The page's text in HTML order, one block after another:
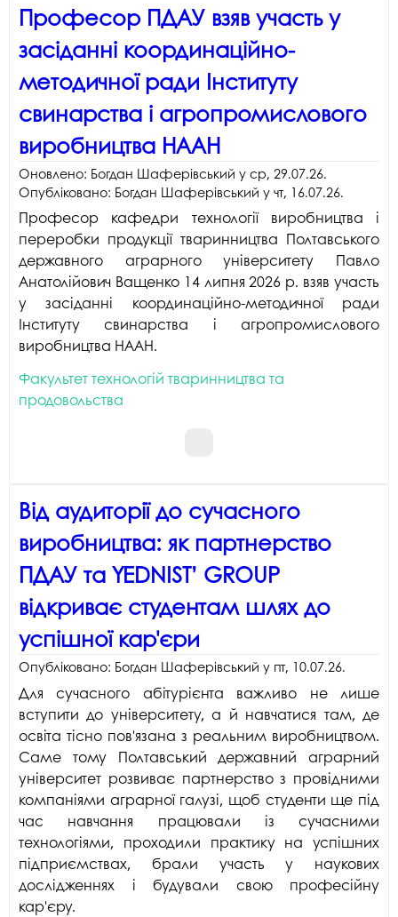
Професор ПДАУ взяв участь у
засіданні координаційно-
методичної ради Інституту
свинарства і агропромислового
виробництва НААН
Оновлено: Богдан Шаферівський у ср, 29.07.26.
Опубліковано: Богдан Шаферівський у чт, 16.07.26.
Професор кафедри технології виробництва і
переробки продукції тваринництва Полтавського
державного аграрного університету Павло
Анатолійович Ващенко 14 липня 2026 р. взяв участь
у засіданні координаційно-методичної ради
Інституту свинарства і агропромислового
виробництва НААН.
Факультет технологій тваринництва та
продовольства
Від аудиторії до сучасного
виробництва: як партнерство
ПДАУ та YEDNIST’ GROUP
відкриває студентам шлях до
успішної кар'єри
Опубліковано: Богдан Шаферівський у пт, 10.07.26.
Для сучасного абітурієнта важливо не лише
вступити до університету, а й навчатися там, де
освіта тісно пов'язана з реальним виробництвом.
Саме тому Полтавський державний аграрний
університет розвиває партнерство з провідними
компаніями аграрної галузі, щоб студенти ще під
час навчання працювали із сучасними
технологіями, проходили практику на успішних
підприємствах, брали участь у наукових
дослідженнях і будували свою професійну
кар'єру.